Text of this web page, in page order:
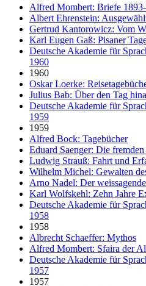
Alfred Mombert: Briefe
Albert Ehrenstein:
Gertrud Kantorowicz: Vom
Karl Eugen Gaß: Pisaner
Deutsche Akademie für
1960
1960
Oskar Loerke:
Julius Bab: Über den Tag
Deutsche Akademie für
1959
1959
Alfred Bock: Tagebücher
Eduard Saenger: Die fremden
Ludwig Strauß: Fahrt und
Wilhelm Michel: Gewalten
Arno Nadel: Der
Karl Wolfskehl: Zehn Jahre
Deutsche Akademie für
1958
1958
Albrecht Schaeffer: Mythos
Alfred Mombert: Sfaira der
Deutsche Akademie für
1957
1957